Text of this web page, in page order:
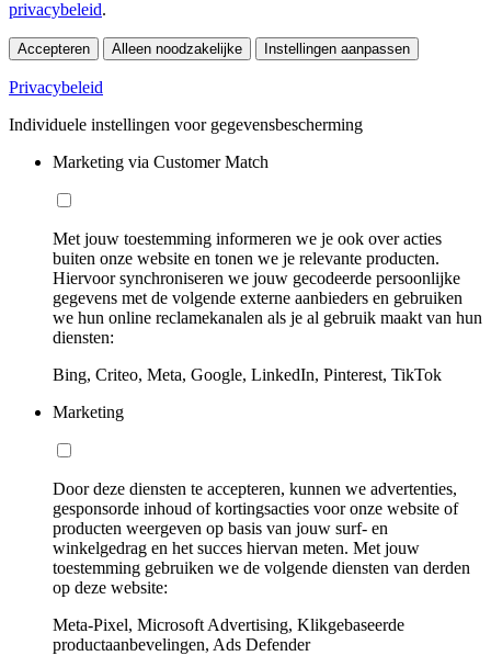
privacybeleid.
Accepteren Alleen noodzakelijke Instellingen aanpassen
Privacybeleid
Individuele instellingen voor gegevensbescherming
Marketing via Customer Match
Met jouw toestemming informeren we je ook over acties
buiten onze website en tonen we je relevante producten.
Hiervoor synchroniseren we jouw gecodeerde persoonlijke
gegevens met de volgende externe aanbieders en gebruiken
we hun online reclamekanalen als je al gebruik maakt van hun
diensten:
Bing, Criteo, Meta, Google, LinkedIn, Pinterest, TikTok
Marketing
Door deze diensten te accepteren, kunnen we advertenties,
gesponsorde inhoud of kortingsacties voor onze website of
producten weergeven op basis van jouw surf- en
winkelgedrag en het succes hiervan meten. Met jouw
toestemming gebruiken we de volgende diensten van derden
op deze website:
Meta-Pixel, Microsoft Advertising, Klikgebaseerde
productaanbevelingen, Ads Defender